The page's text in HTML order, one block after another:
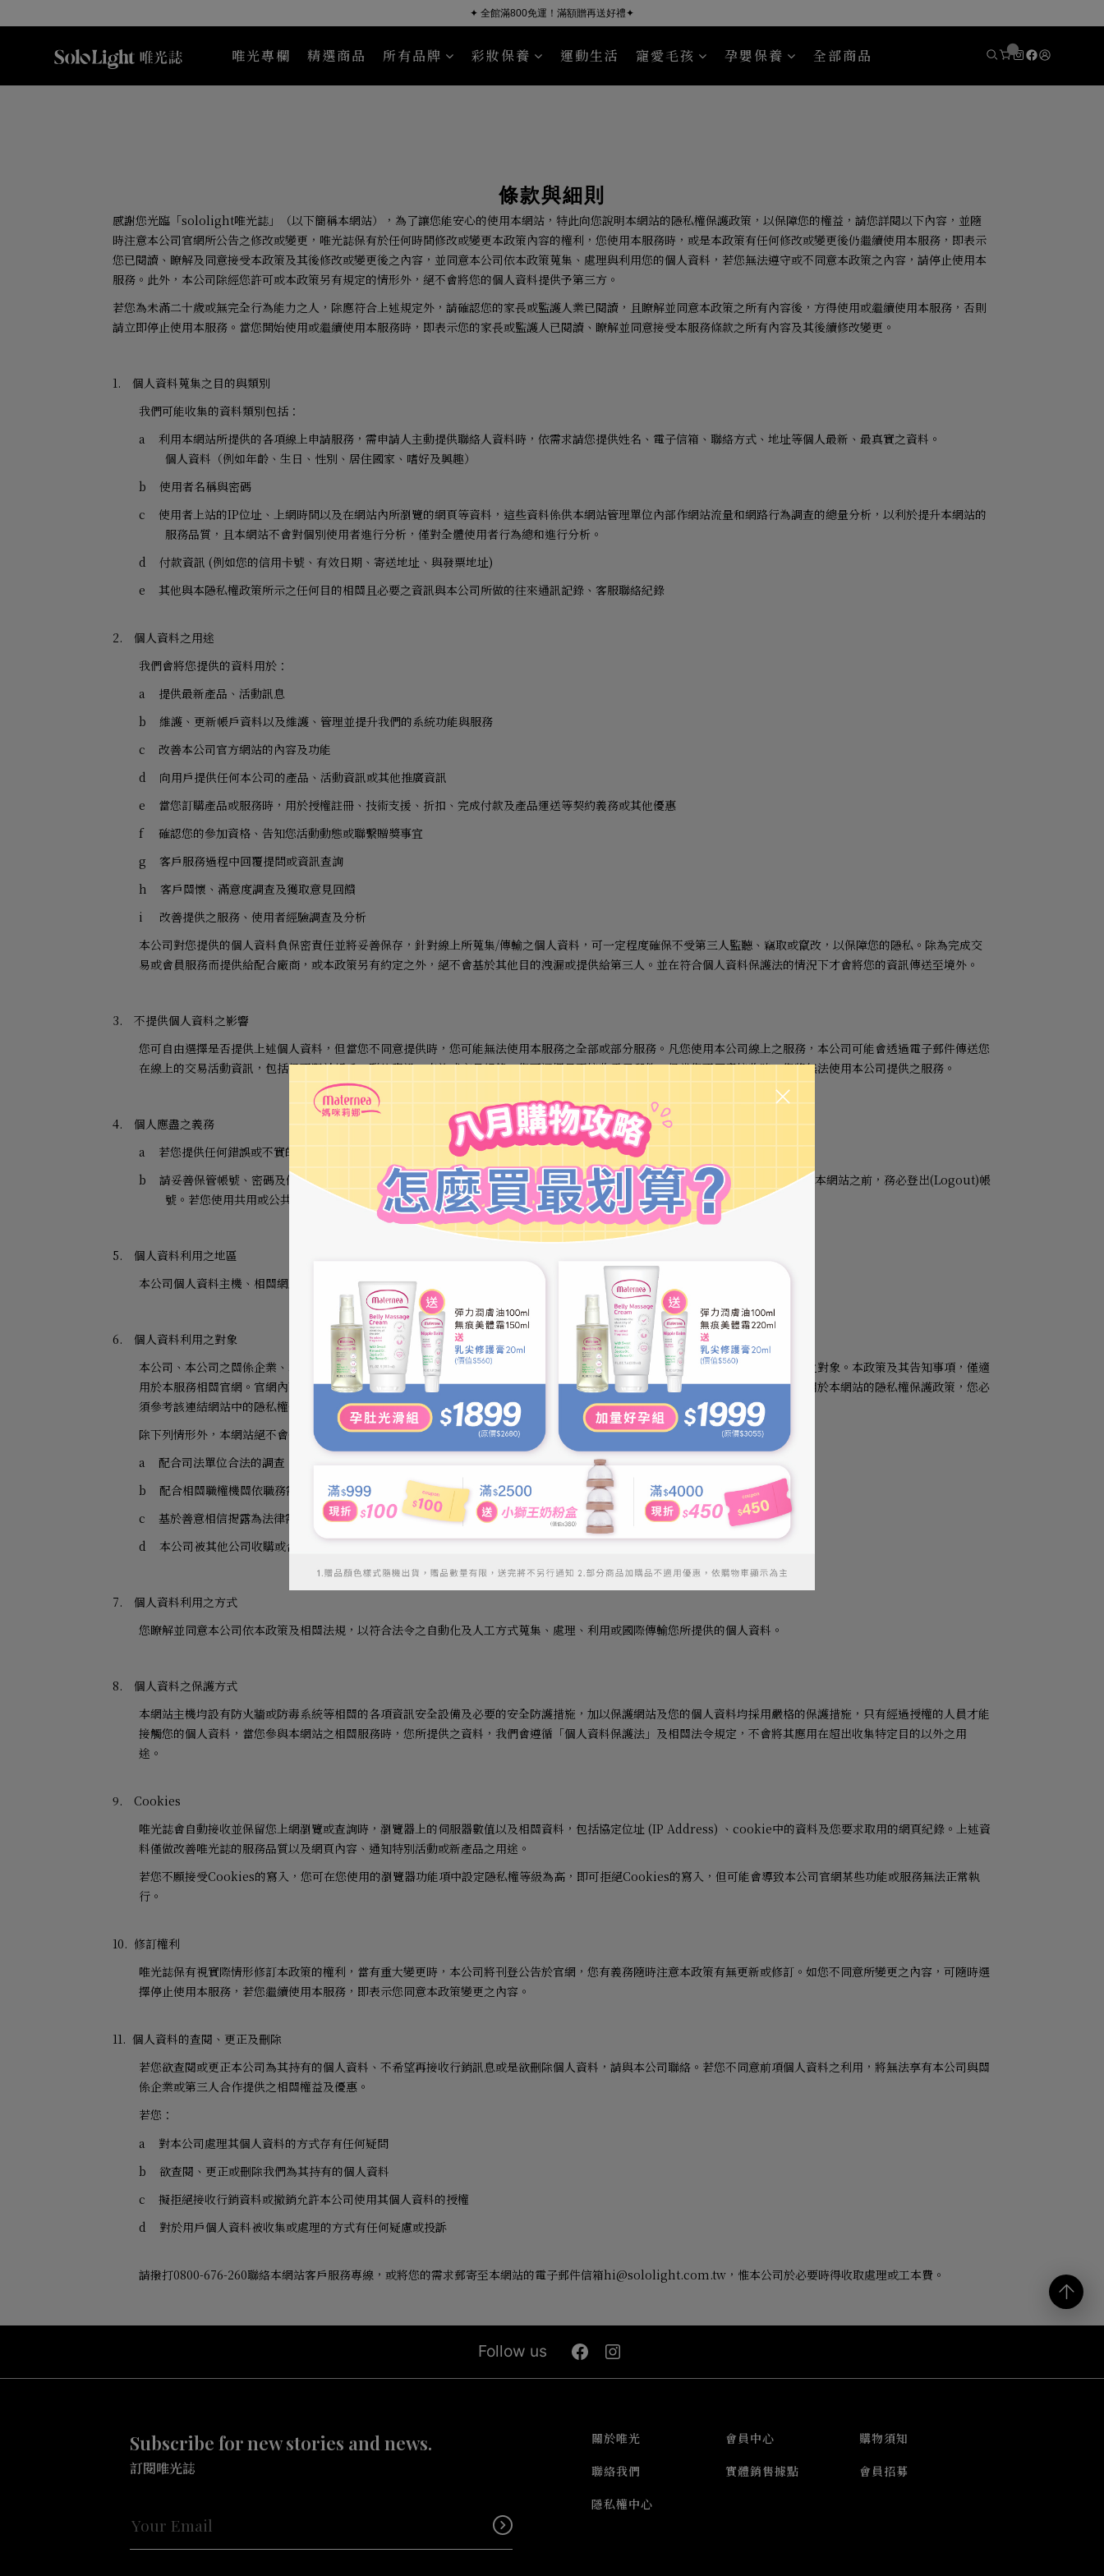
✦ 全館滿800免運！滿額贈再送好禮✦
唯光專欄 精選商品 所有品牌 彩妝保養 運動生活 寵愛毛孩 孕嬰保養 全部商品
條款與細則
感謝您光臨「sololight唯光誌」（以下簡稱本網站），為了讓您能安心的使用本網站，特此向您說明本網站的隱私權保護政策，以保障您的權益，請您詳閱以下內容，並隨
時注意本公司官網所公告之修改或變更，唯光誌保有於任何時間修改或變更本政策內容的權利，您使用本服務時，或是本政策有任何修改或變更後仍繼續使用本服務，即表示
您已閱讀、瞭解及同意接受本政策及其後修改或變更後之內容，並同意本公司依本政策蒐集、處理與利用您的個人資料，若您無法遵守或不同意本政策之內容，請停止使用本
服務。此外，本公司除經您許可或本政策另有規定的情形外，絕不會將您的個人資料提供予第三方。
若您為未滿二十歲或無完全行為能力之人，除應符合上述規定外，請確認您的家長或監護人業已閱讀，且瞭解並同意本政策之所有內容後，方得使用或繼續使用本服務，否則
請立即停止使用本服務。當您開始使用或繼續使用本服務時，即表示您的家長或監護人已閱讀、瞭解並同意接受本服務條款之所有內容及其後續修改變更。
1.
個人資料蒐集之目的與類別
我們可能收集的資料類別包括：
a
利用本網站所提供的各項線上申請服務，需申請人主動提供聯絡人資料時，依需求請您提供姓名、電子信箱、聯絡方式、地址等個人最新、最真實之資料。
個人資料（例如年齡、生日、性別、居住國家、嗜好及興趣）
b
使用者名稱與密碼
c
使用者上站的IP位址、上網時間以及在網站內所瀏覽的網頁等資料，這些資料係供本網站管理單位內部作網站流量和網路行為調查的總量分析，以利於提升本網站的
服務品質，且本網站不會對個別使用者進行分析，僅對全體使用者行為總和進行分析。
d
付款資訊 (例如您的信用卡號、有效日期、寄送地址、與發票地址)
e
其他與本隱私權政策所示之任何目的相關且必要之資訊與本公司所做的往來通訊記錄、客服聯絡紀錄
2.
個人資料之用途
我們會將您提供的資料用於：
a
提供最新產品、活動訊息
b
維護、更新帳戶資料以及維護、管理並提升我們的系統功能與服務
c
改善本公司官方網站的內容及功能
d
向用戶提供任何本公司的產品、活動資訊或其他推廣資訊
e
當您訂購產品或服務時，用於授權註冊、技術支援、折扣、完成付款及產品運送等契約義務或其他優惠
f
確認您的參加資格、告知您活動動態或聯繫贈獎事宜
g
客戶服務過程中回覆提問或資訊查詢
h
客戶關懷、滿意度調查及獲取意見回饋
i
改善提供之服務、使用者經驗調查及分析
本公司對您提供的個人資料負保密責任並將妥善保存，針對線上所蒐集/傳輸之個人資料，可一定程度確保不受第三人監聽、竊取或竄改，以保障您的隱私。除為完成交
易或會員服務而提供給配合廠商，或本政策另有約定之外，絕不會基於其他目的洩漏或提供給第三人。並在符合個人資料保護法的情況下才會將您的資訊傳送至境外。
3.
不提供個人資料之影響
您可自由選擇是否提供上述個人資料，但當您不同意提供時，您可能無法使用本服務之全部或部分服務。凡您使用本公司線上之服務，本公司可能會透過電子郵件傳送您
在線上的交易活動資訊，包括但不限於帳戶、聯絡資訊、查詢或交易紀錄。您可選擇是否接收電子郵件，但當您不同意接收時，您將無法使用本公司提供之服務。
4.
個人應盡之義務
a
若您提供任何錯誤或不實的資料，本網站相關單位有權拒絕或配合您使用本網站之全部或部分服務。
b
請妥善保管帳號、密碼及任何個人資料，切勿將個人資料提供給任何人。提醒您於登入本網站所提供之各項服務之網頁後，在離開本網站之前，務必登出(Logout)帳
號。若您使用共用或公共電腦，建議使用私密瀏覽，切記要關閉瀏覽器視窗，以保障您的權益。
5.
個人資料利用之地區
本公司個人資料主機、相關網路伺服器主機之所在地，及本公司相關服務之行銷地區，為您個人資料利用之地區。
6.
個人資料利用之對象
本公司、本公司之關係企業、本公司之合作夥伴、相關委外協力廠商（例如：提供金流服務之廠商）及政府機關，為您個人資料利用之對象。本政策及其告知事項，僅適
用於本服務相關官網。官網內可能包含許多連結以及其他合作夥伴所提供的商品或服務，若您點進該網站頁面時，該連結網站並不適用於本網站的隱私權保護政策，您必
須參考該連結網站中的隱私權保護政策。
除下列情形外，本網站絕不會任意出售、交換、或出租任何您的個人資料給其他團體、個人或私人企業：
a
配合司法單位合法的調查。
b
配合相關職權機關依職務需要之調查或使用。
c
基於善意相信揭露為法律需要，或為維護和改進網站服務而用於管理。
d
本公司被其他公司收購或合併時，我們有權將您的個人資料移轉給該公司。
7.
個人資料利用之方式
您瞭解並同意本公司依本政策及相關法規，以符合法令之自動化及人工方式蒐集、處理、利用或國際傳輸您所提供的個人資料。
8.
個人資料之保護方式
本網站主機均設有防火牆或防毒系統等相關的各項資訊安全設備及必要的安全防護措施，加以保護網站及您的個人資料均採用嚴格的保護措施，只有經過授權的人員才能
接觸您的個人資料，當您參與本網站之相關服務時，您所提供之資料，我們會遵循「個人資料保護法」及相關法令規定，不會將其應用在超出收集特定目的以外之用
途。
9.
Cookies
唯光誌會自動接收並保留您上網瀏覽或查詢時，瀏覽器上的伺服器數值以及相關資料，包括協定位址 (IP Address) 、 cookie中的資料及您要求取用的網頁紀錄。上述資
料僅做改善唯光誌的服務品質以及網頁內容、通知特別活動或新產品之用途。
若您不願接受Cookies的寫入，您可在您使用的瀏覽器功能項中設定隱私權等級為高，即可拒絕Cookies的寫入，但可能會導致本公司官網某些功能或服務無法正常執
行。
10. 修訂權利
唯光誌保有視實際情形修訂本政策的權利，當有重大變更時，本公司將刊登公告於官網，您有義務隨時注意本政策有無更新或修訂。如您不同意所變更之內容，可隨時選
擇停止使用本服務，若您繼續使用本服務，即表示您同意本政策變更之內容。
11. 個人資料的查閱、更正及刪除
若您欲查閱或更正本公司為其持有的個人資料、不希望再接收行銷訊息或是欲刪除個人資料，請與本公司聯絡。若您不同意前項個人資料之利用，將無法享有本公司與關
係企業或第三人合作提供之相關權益及優惠。
若您：
a
對本公司處理其個人資料的方式存有任何疑問
b
欲查閱、更正或刪除我們為其持有的個人資料
c
擬拒絕接收行銷資料或撤銷允許本公司使用其個人資料的授權
d
對於用戶個人資料被收集或處理的方式有任何疑慮或投訴
請撥打0800-676-260聯絡本網站客戶服務專線，或將您的需求郵寄至本網站的電子郵件信箱hi@sololight.com.tw ，惟本公司於必要時得收取處理或工本費。
Follow us
Subscribe for new stories and news.
訂閱唯光誌
關於唯光 會員中心 購物須知
聯絡我們 實體銷售據點 會員招募
隱私權中心